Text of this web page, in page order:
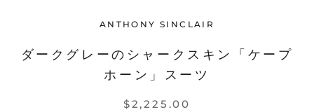
ANTHONY SINCLAIR
ダークグレーのシャークスキン「ケープ
ホーン」スーツ
$2,225.00